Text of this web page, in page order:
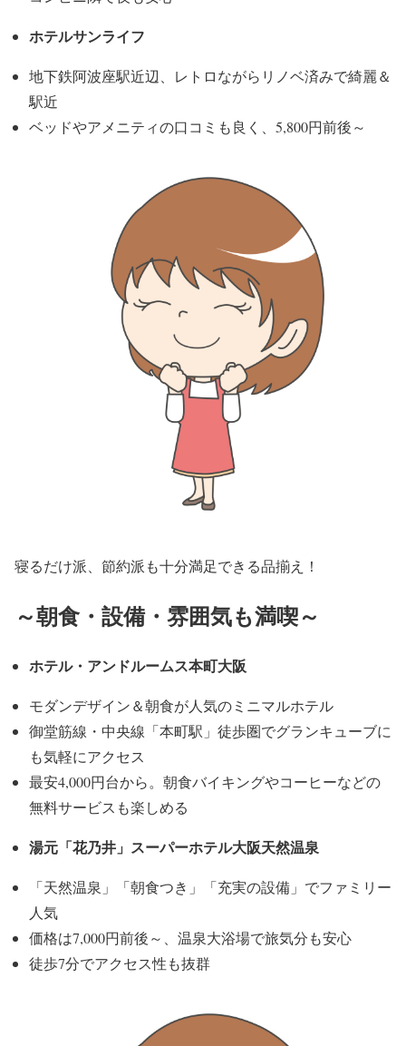
ホテルサンライフ
地下鉄阿波座駅近辺、レトロながらリノベ済みで綺麗＆
駅近
ベッドやアメニティの口コミも良く、5,800円前後～
寝るだけ派、節約派も十分満足できる品揃え！
～朝食・設備・雰囲気も満喫～
ホテル・アンドルームス本町大阪
モダンデザイン＆朝食が人気のミニマルホテル
御堂筋線・中央線「本町駅」徒歩圏でグランキューブに
も気軽にアクセス
最安4,000円台から。朝食バイキングやコーヒーなどの
無料サービスも楽しめる
湯元「花乃井」スーパーホテル大阪天然温泉
「天然温泉」「朝食つき」「充実の設備」でファミリー
人気
価格は7,000円前後～、温泉大浴場で旅気分も安心
徒歩7分でアクセス性も抜群